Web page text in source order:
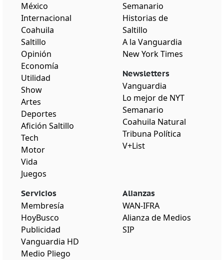
México
Internacional
Coahuila
Saltillo
Opinión
Economía
Utilidad
Show
Artes
Deportes
Afición Saltillo
Tech
Motor
Vida
Juegos
Semanario
Historias de
Saltillo
A la Vanguardia
New York Times
Newsletters
Vanguardia
Lo mejor de NYT
Semanario
Coahuila Natural
Tribuna Política
V+List
Servicios
Membresía
HoyBusco
Publicidad
Vanguardia HD
Medio Pliego
Alianzas
WAN-IFRA
Alianza de Medios
SIP